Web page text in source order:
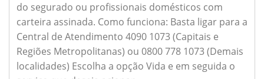
do segurado ou profissionais domésticos com
carteira assinada. Como funciona: Basta ligar para a
Central de Atendimento 4090 1073 (Capitais e
Regiões Metropolitanas) ou 0800 778 1073 (Demais
localidades) Escolha a opção Vida e em seguida o